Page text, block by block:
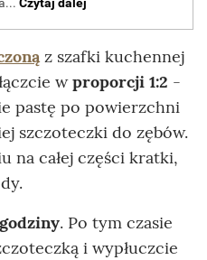
z szafki kuchennej
wproporcji 1:2 -
pastę po powierzchni
szczoteczki do zębów.
na całej części kratki,
. Po tym czasie
i wypłuczcie